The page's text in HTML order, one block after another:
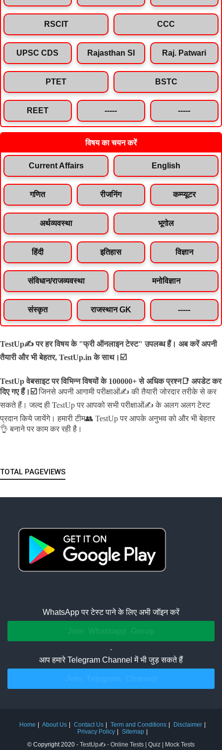
RSCIT CCC
UPSC CDS Rajasthan SI Raj. Patwari
PTET BSTC
REET ----- -----
विषय का चयन करें
Current Affairs English
गणित रीजनिंग कम्प्यूटर
अर्थव्यवस्था भूगोल
हिंदी इतिहास विज्ञान
संविधान/राजव्यवस्था मनोविज्ञान
संस्कृत राजस्थान GK -----
TestUp✍️ पर हर विषय के "फ्री ऑनलाइन टेस्ट" उपलब्ध हैं। अब करें अपनी
तैयारी और भी बेहतर, TestUp.in के साथ।☑️
TestUp वेबसाइट पर विभिन्न विषयों के 100000+ से अधिक प्रश्न📑 अपडेट कर
दिए गए हैं। ☑️ जिनसे अपनी आगामी परीक्षाओं✍️ की तैयारी जोरदार तरीके से कर
सकते हैं।जल्द ही TestUp पर आपको सभी परीक्षाओं✍️ के अलग अलग टेस्ट
प्रदान किये जायेंगे। हमारी टीम👥 TestUp पर आपके अनुभव को और भी बेहतर
👌 बनाने पर काम कर रही है।
TOTAL PAGEVIEWS
WhatsApp पर टेस्ट पाने के लिए अभी जॉइन करें
.
आप हमारे Telegram Channel में भी जुड़ सकते हैं
Home About Us Contact Us Term and Conditions
Disclaimer
Privacy Policy
Sitemap
© Copyright 2020 - TestUp✍️ - Online Tests | Quiz | Mock Tests